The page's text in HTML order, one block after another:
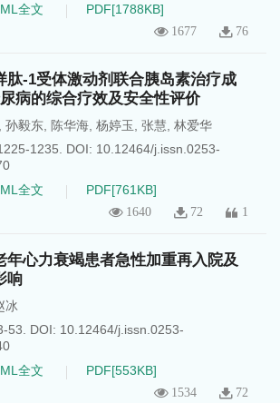
全文 PDF[1788KB]
1677 76
肽-1受体激动剂联合胰岛素治疗成
病的综合疗效及安全性评价
孙毅东 陈华海 杨婷玉 张慧 林爱华
1235.
DOI: 10.12464/j.issn.0253-
全文 PDF[761KB]
1640 72 1
年心力衰竭患者急性加重再入院及
响
冰
53.
DOI: 10.12464/j.issn.0253-
全文 PDF[553KB]
1534 72